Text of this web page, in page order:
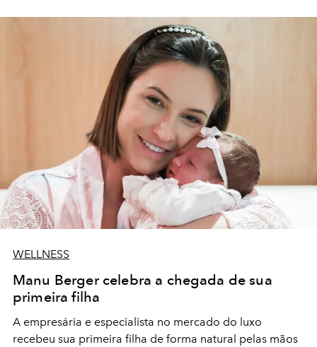
WELLNESS
Manu Berger celebra a chegada de sua
primeira filha
A empresária e especialista no mercado do luxo
recebeu sua primeira filha de forma natural pelas mãos